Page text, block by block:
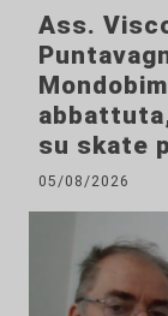
Ass.
su skate
05/08/2026